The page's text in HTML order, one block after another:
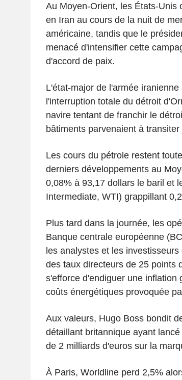
Au Moyen-Orient, les États-Unis
en Iran au cours de la nuit de
américaine, tandis que le
menacé d'intensifier cette
d'accord de paix.
L'état-major de l'armée
l'interruption totale du détroit
navire tentant de franchir le
bâtiments parvenaient à transiter
Les cours du pétrole restent
derniers développements au
0,08% à 93,17 dollars le baril et
Intermediate, WTI) grappillant
Plus tard dans la journée, les
Banque centrale européenne
les analystes et les
des taux directeurs de 25 points
s'efforce d'endiguer une inflation
coûts énergétiques provoquée
Aux valeurs, Hugo Boss bondit
détaillant britannique ayant
de 2 milliards d'euros sur la
À Paris, Worldline perd 2,5%